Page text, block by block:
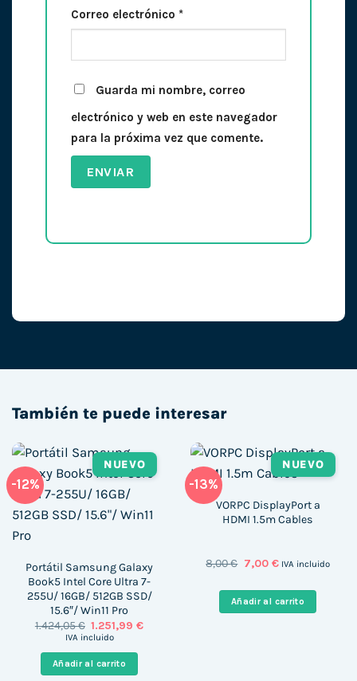
Correo electrónico *
Guarda mi nombre, correo
electrónico y web en este navegador
para la próxima vez que comente.
También te puede interesar
-12%
NUEVO
Portátil Samsung Galaxy
Book5 Intel Core Ultra 7-
255U/ 16GB/ 512GB SSD/
15.6″/ Win11 Pro
1.424,05€ El
precio
era:
1.424,05 €.
1.251,99€El
IVA incluido
Añadir al carrito
-13%
NUEVO
VORPC DisplayPort a
HDMI 1.5m Cables
8,00€ El
era:
8,00 €.
7,00 €El
7,00 €.
IVA incluido
Añadir al carrito